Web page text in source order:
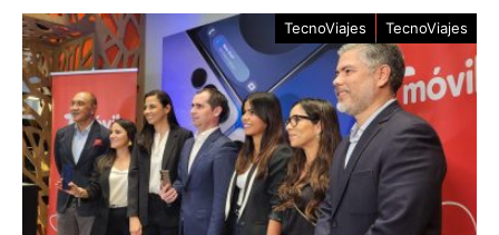
TecnoViajes TecnoViajes